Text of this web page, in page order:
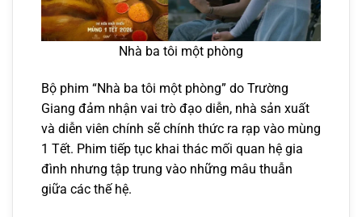
Nhà ba tôi một phòng
Bộ phim “Nhà ba tôi một phòng” do Trường
Giang đảm nhận vai trò đạo diễn, nhà sản xuất
và diễn viên chính sẽ chính thức ra rạp vào mùng
1 Tết. Phim tiếp tục khai thác mối quan hệ gia
đình nhưng tập trung vào những mâu thuẫn
giữa các thế hệ.